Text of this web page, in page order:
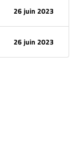
26 juin 2023
26 juin 2023